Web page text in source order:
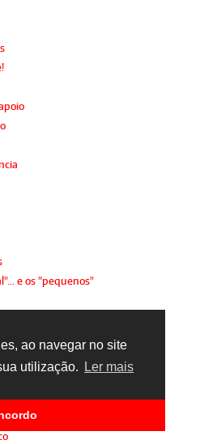
ao navegar no site
utilização.
Ler mais
e os "pequenos"